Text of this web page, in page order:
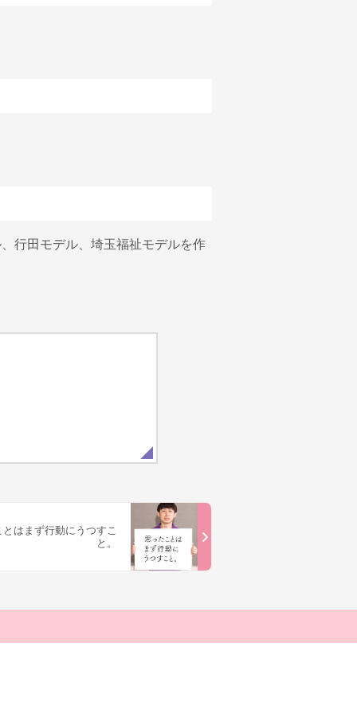
行田モデル、埼玉福祉モデルを作
はまず行動にうつすこ
と。